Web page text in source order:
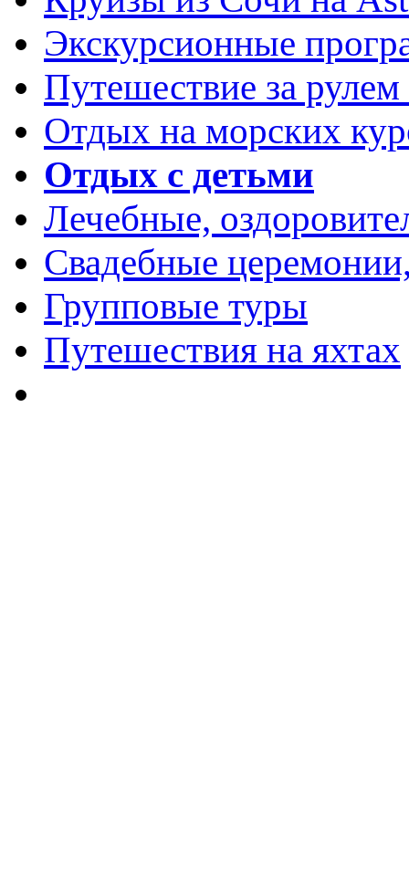
Экскурсионные
Путешествие за
Отдых на морских
Отдых с детьми
Лечебные,
Свадебные
Групповые туры
Путешествия на яхтах